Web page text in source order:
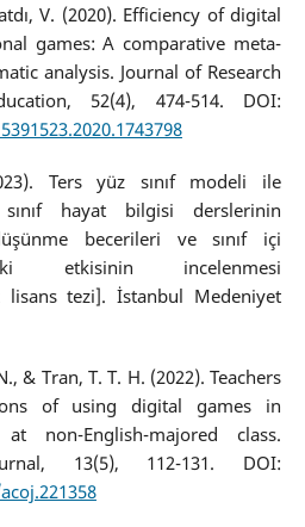
V. (2020). Efficiency of digital
games: A comparative meta-
analysis. Journal of Research
52(4), 474-514. DOI:
Ters yüz sınıf modeli ile
hayat bilgisi derslerinin
becerileri ve sınıf içi
etkisinin incelenmesi
lisans tezi]. İstanbul Medeniyet
& Tran, T. T. H. (2022). Teachers
of using digital games in
non-English-majored class.
13(5), 112-131. DOI: